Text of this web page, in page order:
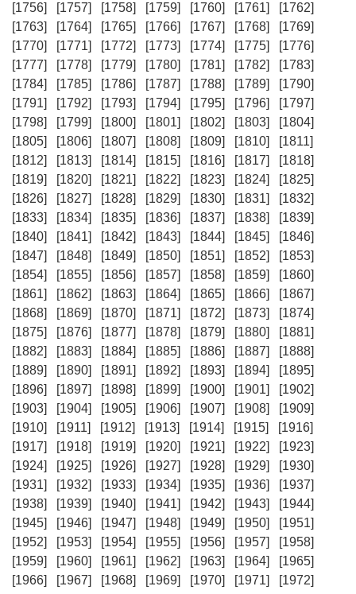
[1756]
[1757] [1758] [1759] [1760] [1761]
[1762]
[1763]
[1764] [1765] [1766] [1767] [1768]
[1769]
[1770]
[1771] [1772] [1773] [1774] [1775]
[1776]
[1777]
[1778] [1779] [1780] [1781] [1782]
[1783]
[1784]
[1785] [1786] [1787] [1788] [1789]
[1790]
[1791]
[1792] [1793] [1794] [1795] [1796]
[1797]
[1798]
[1799] [1800] [1801] [1802] [1803]
[1804]
[1805]
[1806] [1807] [1808] [1809] [1810]
[1811]
[1812]
[1813] [1814] [1815] [1816] [1817]
[1818]
[1819]
[1820] [1821] [1822] [1823] [1824]
[1825]
[1826]
[1827] [1828] [1829] [1830] [1831]
[1832]
[1833]
[1834] [1835] [1836] [1837] [1838]
[1839]
[1840]
[1841] [1842] [1843] [1844] [1845]
[1846]
[1847]
[1848] [1849] [1850] [1851] [1852]
[1853]
[1854]
[1855] [1856] [1857] [1858] [1859]
[1860]
[1861]
[1862] [1863] [1864] [1865] [1866]
[1867]
[1868]
[1869] [1870] [1871] [1872] [1873]
[1874]
[1875]
[1876] [1877] [1878] [1879] [1880]
[1881]
[1882]
[1883] [1884] [1885] [1886] [1887]
[1888]
[1889]
[1890] [1891] [1892] [1893] [1894]
[1895]
[1896]
[1897] [1898] [1899] [1900] [1901]
[1902]
[1903]
[1904] [1905] [1906] [1907] [1908]
[1909]
[1910]
[1911] [1912] [1913] [1914] [1915]
[1916]
[1917]
[1918] [1919] [1920] [1921] [1922]
[1923]
[1924]
[1925] [1926] [1927] [1928] [1929]
[1930]
[1931]
[1932] [1933] [1934] [1935] [1936]
[1937]
[1938]
[1939] [1940] [1941] [1942] [1943]
[1944]
[1945]
[1946] [1947] [1948] [1949] [1950]
[1951]
[1952]
[1953] [1954] [1955] [1956] [1957]
[1958]
[1959]
[1960] [1961] [1962] [1963] [1964]
[1965]
[1966]
[1967] [1968] [1969] [1970] [1971]
[1972]